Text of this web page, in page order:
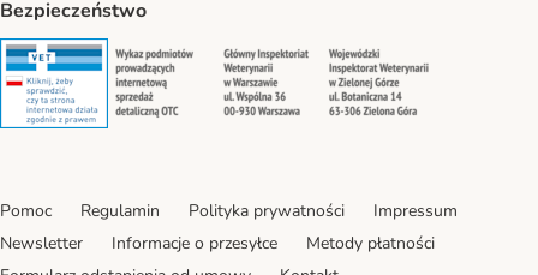
Bezpieczeństwo
Security Security Security
Pomoc Regulamin Polityka prywatności
Impressum
Newsletter
Informacje o przesyłce
Metody płatności